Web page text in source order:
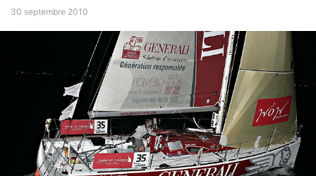
30 septembre 2010